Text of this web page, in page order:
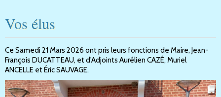
Vos élus
Ce Samedi 21 Mars 2026 ont pris leurs fonctions de Maire, Jean-
François DUCATTEAU, et d'Adjoints Aurélien CAZÉ, Muriel
ANCELLE et Éric SAUVAGE.